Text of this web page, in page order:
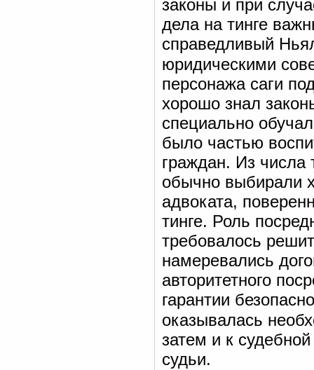
законы и при
дела на тинге
справедливый
юридическими
персонажа саги
хорошо знал
специально
было частью
граждан. Из числа
обычно выбирали
адвоката,
тинге. Роль
требовалось
намеревались
авторитетного
гарантии
оказывалась
затем и к
судьи.